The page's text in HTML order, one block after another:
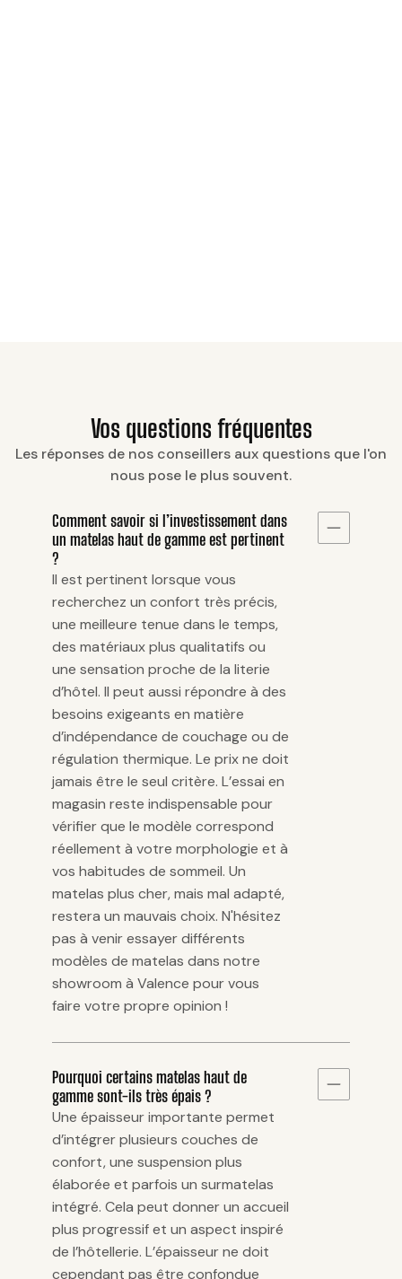
Vos questions fréquentes
Les réponses de nos conseillers aux questions que l'on
nous pose le plus souvent.
Comment savoir si l’investissement dans
un matelas haut de gamme est pertinent
?
Il est pertinent lorsque vous
recherchez un confort très précis,
une meilleure tenue dans le temps,
des matériaux plus qualitatifs ou
une sensation proche de la literie
d’hôtel. Il peut aussi répondre à des
besoins exigeants en matière
d’indépendance de couchage ou de
régulation thermique. Le prix ne doit
jamais être le seul critère. L’essai en
magasin reste indispensable pour
vérifier que le modèle correspond
réellement à votre morphologie et à
vos habitudes de sommeil. Un
matelas plus cher, mais mal adapté,
restera un mauvais choix. N'hésitez
pas à venir essayer différents
modèles de matelas dans notre
showroom à Valence pour vous
faire votre propre opinion !
Pourquoi certains matelas haut de
gamme sont-ils très épais ?
Une épaisseur importante permet
d’intégrer plusieurs couches de
confort, une suspension plus
élaborée et parfois un surmatelas
intégré. Cela peut donner un accueil
plus progressif et un aspect inspiré
de l’hôtellerie. L’épaisseur ne doit
cependant pas être confondue